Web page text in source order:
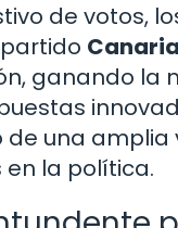
de votos,
ganando la
una
la política.